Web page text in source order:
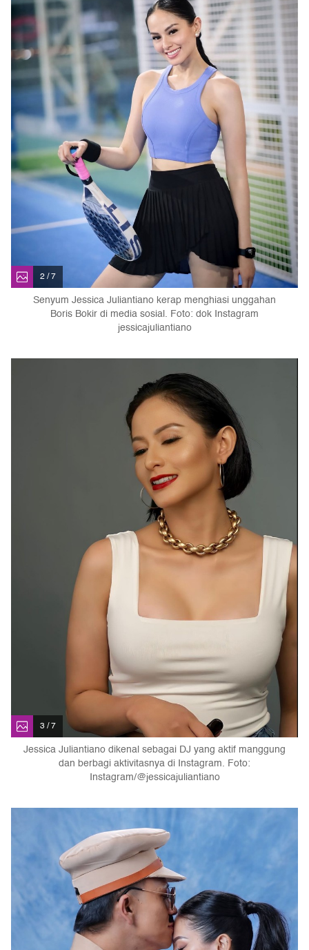
2 / 7
Senyum Jessica Juliantiano kerap menghiasi unggahan
Boris Bokir di media sosial. Foto: dok Instagram
jessicajuliantiano
3 / 7
Jessica Juliantiano dikenal sebagai DJ yang aktif manggung
dan berbagi aktivitasnya di Instagram. Foto:
Instagram/@jessicajuliantiano